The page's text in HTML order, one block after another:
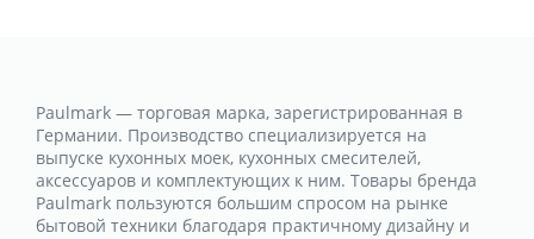
Paulmark — торговая марка, зарегистрированная в
Германии. Производство специализируется на
выпуске кухонных моек, кухонных смесителей,
аксессуаров и комплектующих к ним. Товары бренда
Paulmark пользуются большим спросом на рынке
бытовой техники благодаря практичному дизайну и